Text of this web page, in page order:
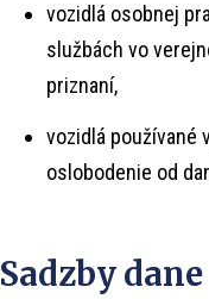
vozidlá osobnej
službách vo
priznaní,
vozidlá používané
oslobodenie od
Sadzby dane